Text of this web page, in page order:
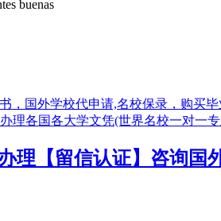
【留信认证】咨询国